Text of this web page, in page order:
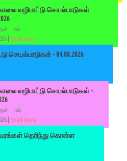
வழிபாட்டு செயல்பாடுகள்
பால் :...
| Read more
செயல்பாடுகள் - 04.08.2026
வழிபாட்டு செயல்பாடுகள் -
பால் :...
|
Read more
தெரிந்து கொள்ள